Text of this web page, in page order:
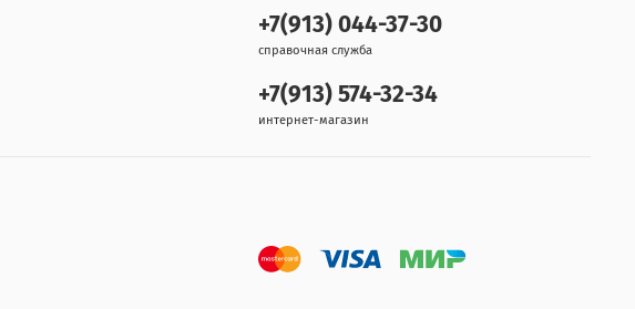
+7(913) 044-37-30
справочная служба
+7(913) 574-32-34
интернет-магазин